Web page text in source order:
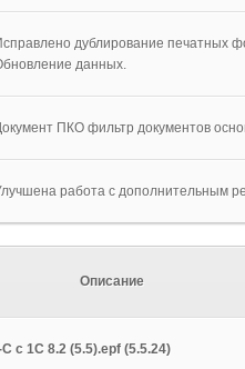
дублирование печатных
данных.
ПКО фильтр документов
работа с дополнительным
Описание
с 1С 8.2 (5.5).epf (5.5.24)